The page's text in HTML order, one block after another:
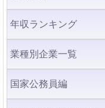
年収ランキング
業種別企業一覧
国家公務員編